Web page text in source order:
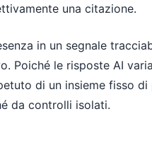
una citazione.
in un segnale
Poiché le risposte AI
di un insieme fisso di
da controlli isolati.